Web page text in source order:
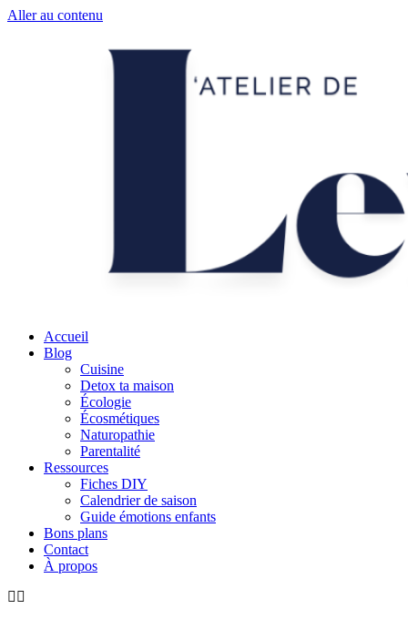
Aller au contenu
Accueil
Blog
Cuisine
Detox ta maison
Écologie
Écosmétiques
Naturopathie
Parentalité
Ressources
Fiches DIY
Calendrier de saison
Guide émotions enfants
Bons plans
Contact
À propos